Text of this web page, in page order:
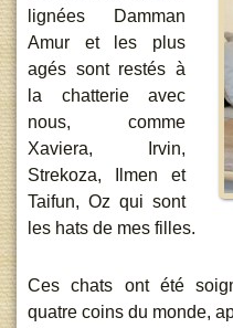
lignées Damman
Amur et les plus
agés sont restés à
la chatterie avec
nous, comme
Xaviera, Irvin,
Strekoza, Ilmen et
Taifun, Oz qui sont
les hats de mes filles.
Ces chats ont été
quatre coins du monde,